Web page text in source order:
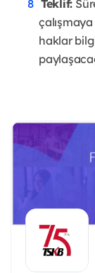
Teklif:
haklar